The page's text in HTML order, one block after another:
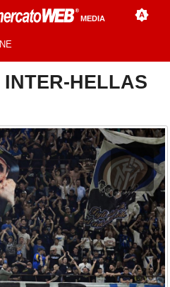
MEDIA
INTER-HELLAS